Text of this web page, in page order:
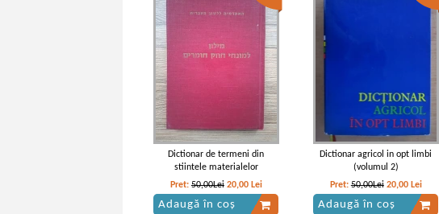
Dictionar de termeni din
stiintele materialelor
Pret: 50,00Lei 20,00 Lei
Adaugă în coș
Dictionar agricol in opt limbi
(volumul 2)
Pret:50,00Lei 20,00 Lei
Adaugă în coș